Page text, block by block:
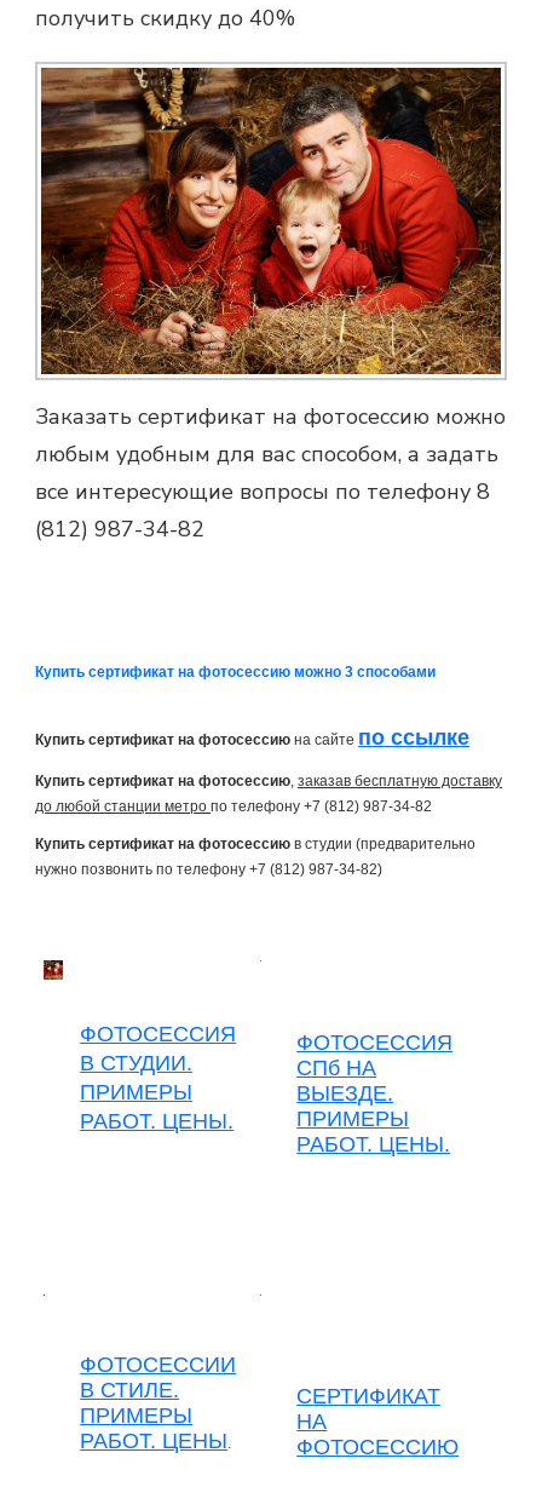
получить скидку до 40%
Заказать сертификат на фотосессию можно
любым удобным для вас способом, а задать
все интересующие вопросы по телефону 8
(812) 987-34-82
Купить сертификат на фотосессию можно 3 способами
Купить сертификат на фотосессию на сайте по ссылке
Купить сертификат на фотосессию, заказав бесплатную доставку
до любой станции метро по телефону +7 (812) 987-34-82
Купить сертификат на фотосессию в студии (предварительно
нужно позвонить по телефону +7 (812) 987-34-82)
ФОТОСЕССИЯ
В СТУДИИ.
ПРИМЕРЫ
РАБОТ. ЦЕНЫ.
ФОТОСЕССИЯ
СПб НА
ВЫЕЗДЕ.
ПРИМЕРЫ
РАБОТ. ЦЕНЫ.
ФОТОСЕССИИ
В СТИЛЕ.
ПРИМЕРЫ
РАБОТ. ЦЕНЫ.
СЕРТИФИКАТ
НА
ФОТОСЕССИЮ